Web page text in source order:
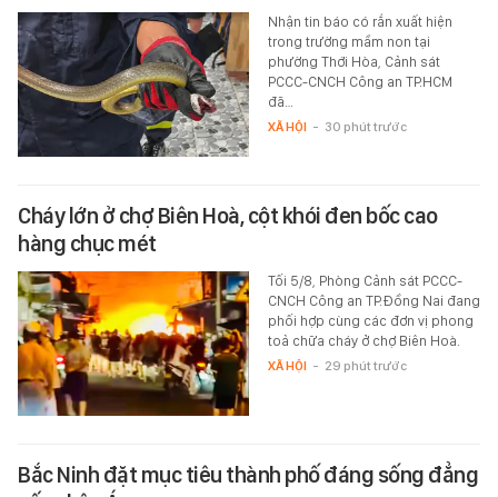
Nhận tin báo có rắn xuất hiện
trong trường mầm non tại
phường Thới Hòa, Cảnh sát
PCCC-CNCH Công an TP.HCM
đã…
XÃ HỘI - 30 phút trước
Cháy lớn ở chợ Biên Hoà, cột khói đen bốc cao
hàng chục mét
Tối 5/8, Phòng Cảnh sát PCCC-
CNCH Công an TP.Đồng Nai đang
phối hợp cùng các đơn vị phong
toả chữa cháy ở chợ Biên Hoà.
XÃ HỘI - 29 phút trước
Bắc Ninh đặt mục tiêu thành phố đáng sống đẳng